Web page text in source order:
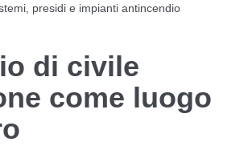
presidi e impianti antincendio
di civile
come luogo